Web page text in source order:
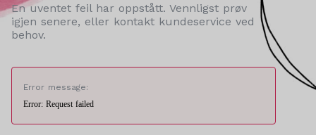
En uventet feil har oppstått. Vennligst prøv
igjen senere, eller kontakt kundeservice ved
behov.
Error message:
Error: Request failed